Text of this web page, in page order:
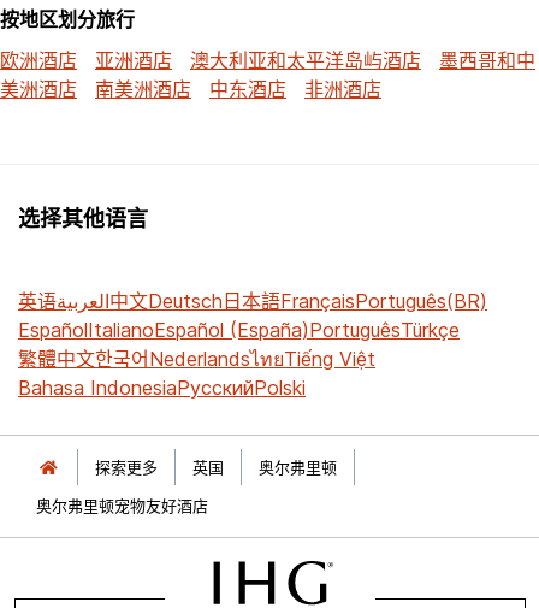
按地区划分旅行
欧洲酒店
亚洲酒店 澳大利亚和太平洋岛屿酒店
墨西哥和中
美洲酒店
南美洲酒店 中东酒店 非洲酒店
选择其他语言
英语العربية中文Deutsch日本語FrançaisPortuguês(BR)
EspañolItalianoEspañol (España)PortuguêsTürkçe
繁體中文한국어NederlandsไทยTiếng Việt
Bahasa IndonesiaРусскийPolski
探索更多 英国
奥尔弗里顿
奥尔弗里顿宠物友好酒店